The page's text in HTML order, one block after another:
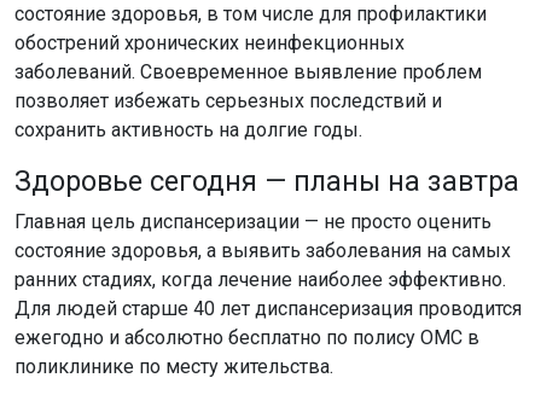
состояние здоровья, в том числе для профилактики
обострений хронических неинфекционных
заболеваний. Своевременное выявление проблем
позволяет избежать серьезных последствий и
сохранить активность на долгие годы.
Здоровье сегодня — планы на завтра
Главная цель диспансеризации — не просто оценить
состояние здоровья, а выявить заболевания на самых
ранних стадиях, когда лечение наиболее эффективно.
Для людей старше 40 лет диспансеризация проводится
ежегодно и абсолютно бесплатно по полису ОМС в
поликлинике по месту жительства.